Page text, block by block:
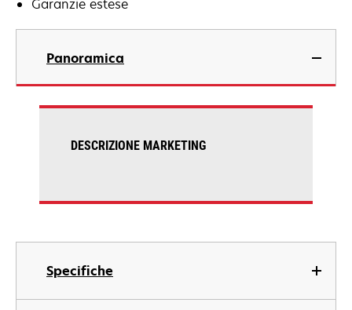
Garanzie estese
Panoramica
Specifiche
DESCRIZIONE MARKETING